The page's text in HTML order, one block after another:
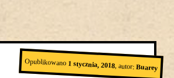
Opublikowano 1 stycznia, 2018,autor:Buarey